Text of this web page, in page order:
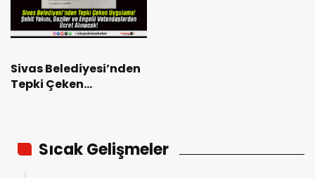
Sivas Belediyesi’nden
Tepki Çeken
Vatandaşlardan
Sıcak Gelişmeler